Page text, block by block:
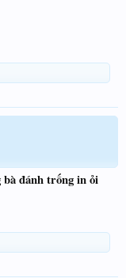
bà đánh trống in ỏi